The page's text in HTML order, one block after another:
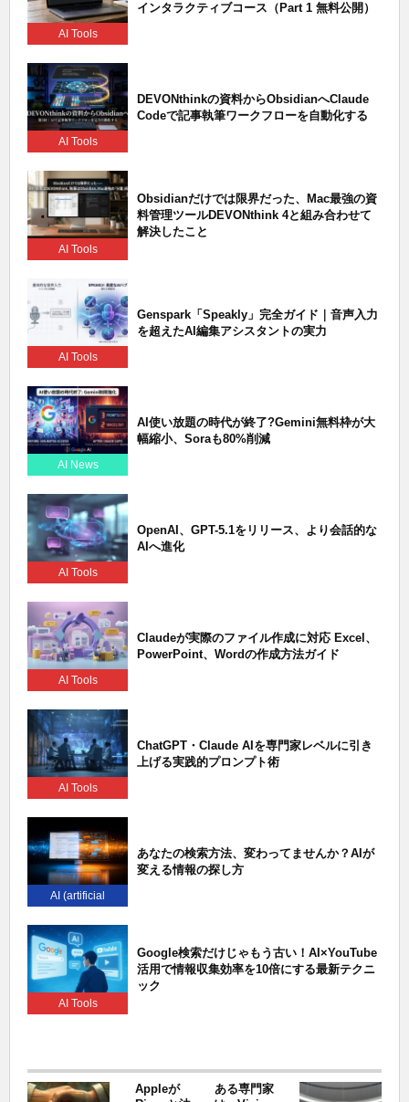
AI Tools
インタラクティブコース（Part 1 無料公開）
AI Tools
DEVONthinkの資料からObsidianへClaude
Codeで記事執筆ワークフローを自動化する
AI Tools
Obsidianだけでは限界だった、Mac最強の資
料管理ツールDEVONthink 4と組み合わせて
解決したこと
AI Tools
Genspark「Speakly」完全ガイド｜音声入力
を超えたAI編集アシスタントの実力
AI News
AI使い放題の時代が終了?Gemini無料枠が大
幅縮小、Soraも80%削減
AI Tools
OpenAI、GPT-5.1をリリース、より会話的な
AIへ進化
AI Tools
Claudeが実際のファイル作成に対応 Excel、
PowerPoint、Wordの作成方法ガイド
AI Tools
ChatGPT・Claude AIを専門家レベルに引き
上げる実践的プロンプト術
AI (artificial
あなたの検索方法、変わってませんか？AIが
変える情報の探し方
AI Tools
Google検索だけじゃもう古い！AI×YouTube
活用で情報収集効率を10倍にする最新テクニ
ック
Appleが
ある専門家